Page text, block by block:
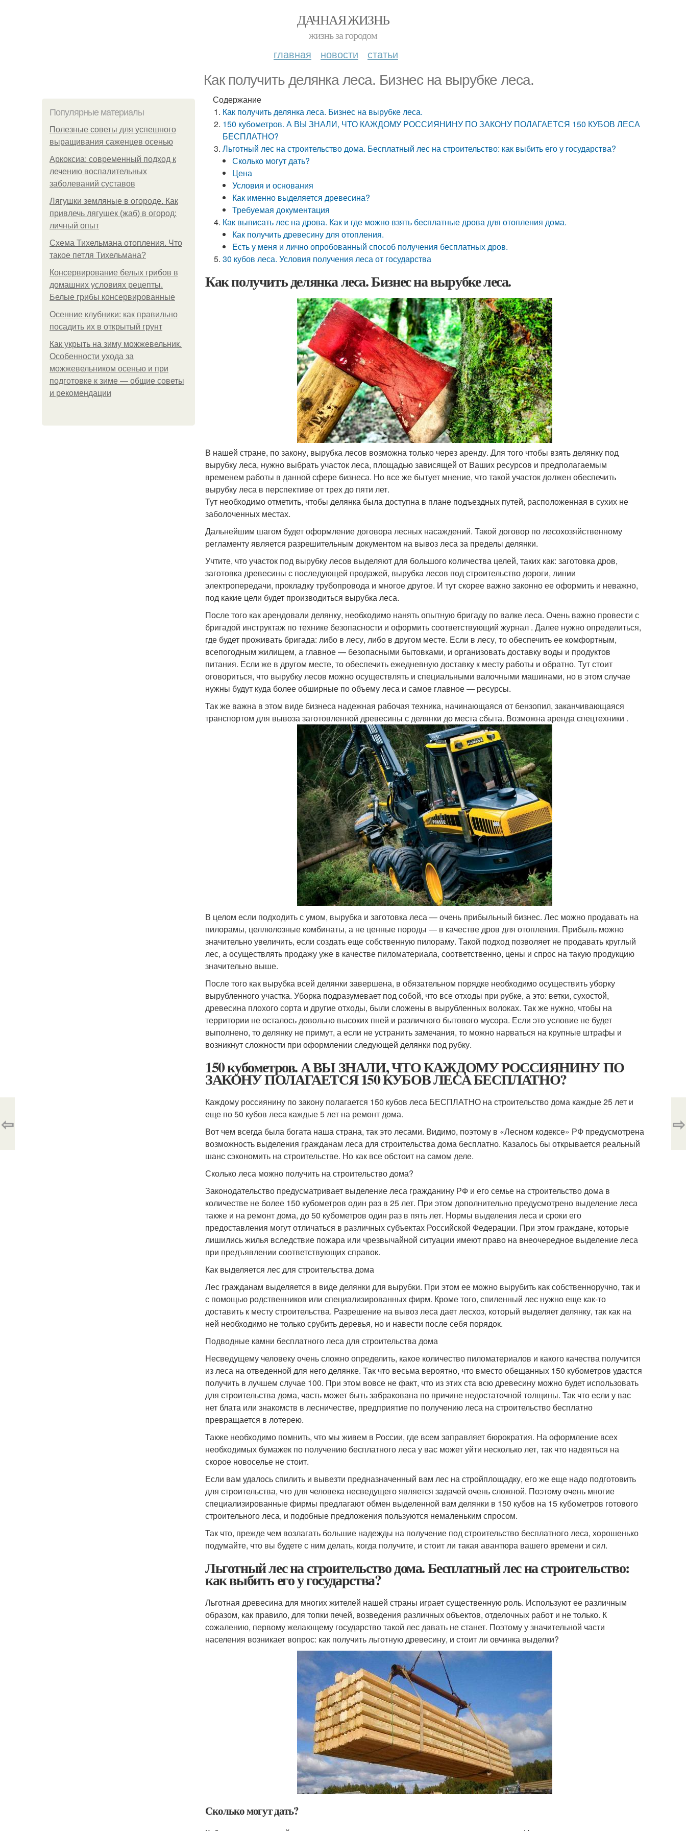
ДАЧНАЯ ЖИЗНЬ
жизнь за городом
главная новости статьи
Как получить делянка леса. Бизнес на вырубке леса.
Популярные материалы
Полезные советы для успешного
выращивания саженцев осенью
Аркоксиа: современный подход к
лечению воспалительных
заболеваний суставов
Лягушки земляные в огороде. Как
привлечь лягушек (жаб) в огород:
личный опыт
Схема Тихельмана отопления. Что
такое петля Тихельмана?
Консервирование белых грибов в
домашних условиях рецепты.
Белые грибы консервированные
Осенние клубники: как правильно
посадить их в открытый грунт
Как укрыть на зиму можжевельник.
Особенности ухода за
можжевельником осенью и при
подготовке к зиме — общие советы
и рекомендации
Содержание
Как получить делянка леса. Бизнес на вырубке леса.
150 кубометров. А ВЫ ЗНАЛИ, ЧТО КАЖДОМУ РОССИЯНИНУ ПО ЗАКОНУ ПОЛАГАЕТСЯ 150 КУБОВ ЛЕСА
БЕСПЛАТНО?
Льготный лес на строительство дома. Бесплатный лес на строительство: как выбить его у государства?
Сколько могут дать?
Цена
Условия и основания
Как именно выделяется древесина?
Требуемая документация
Как выписать лес на дрова. Как и где можно взять бесплатные дрова для отопления дома.
Как получить древесину для отопления.
Есть у меня и лично опробованный способ получения бесплатных дров.
30 кубов леса. Условия получения леса от государства
Как получить делянка леса. Бизнес на вырубке леса.
В нашей стране, по закону, вырубка лесов возможна только через аренду. Для того чтобы взять делянку под
вырубку леса, нужно выбрать участок леса, площадью зависящей от Ваших ресурсов и предполагаемым
временем работы в данной сфере бизнеса. Но все же бытует мнение, что такой участок должен обеспечить
вырубку леса в перспективе от трех до пяти лет.
Тут необходимо отметить, чтобы делянка была доступна в плане подъездных путей, расположенная в сухих не
заболоченных местах.
Дальнейшим шагом будет оформление договора лесных насаждений. Такой договор по лесохозяйственному
регламенту является разрешительным документом на вывоз леса за пределы делянки.
Учтите, что участок под вырубку лесов выделяют для большого количества целей, таких как: заготовка дров,
заготовка древесины с последующей продажей, вырубка лесов под строительство дороги, линии
электропередачи, прокладку трубопровода и многое другое. И тут скорее важно законно ее оформить и неважно,
под какие цели будет производиться вырубка леса.
После того как арендовали делянку, необходимо нанять опытную бригаду по валке леса. Очень важно провести с
бригадой инструктаж по технике безопасности и оформить соответствующий журнал . Далее нужно определиться,
где будет проживать бригада: либо в лесу, либо в другом месте. Если в лесу, то обеспечить ее комфортным,
всепогодным жилищем, а главное — безопасными бытовками, и организовать доставку воды и продуктов
питания. Если же в другом месте, то обеспечить ежедневную доставку к месту работы и обратно. Тут стоит
оговориться, что вырубку лесов можно осуществлять и специальными валочными машинами, но в этом случае
нужны будут куда более обширные по объему леса и самое главное — ресурсы.
Так же важна в этом виде бизнеса надежная рабочая техника, начинающаяся от бензопил, заканчивающаяся
транспортом для вывоза заготовленной древесины с делянки до места сбыта. Возможна аренда спецтехники .
В целом если подходить с умом, вырубка и заготовка леса — очень прибыльный бизнес. Лес можно продавать на
пилорамы, целлюлозные комбинаты, а не ценные породы — в качестве дров для отопления. Прибыль можно
значительно увеличить, если создать еще собственную пилораму. Такой подход позволяет не продавать круглый
лес, а осуществлять продажу уже в качестве пиломатериала, соответственно, цены и спрос на такую продукцию
значительно выше.
После того как вырубка всей делянки завершена, в обязательном порядке необходимо осуществить уборку
вырубленного участка. Уборка подразумевает под собой, что все отходы при рубке, а это: ветки, сухостой,
древесина плохого сорта и другие отходы, были сложены в вырубленных волоках. Так же нужно, чтобы на
территории не осталось довольно высоких пней и различного бытового мусора. Если это условие не будет
выполнено, то делянку не примут, а если не устранить замечания, то можно нарваться на крупные штрафы и
возникнут сложности при оформлении следующей делянки под рубку.
150 кубометров. А ВЫ ЗНАЛИ, ЧТО КАЖДОМУ РОССИЯНИНУ ПО
ЗАКОНУ ПОЛАГАЕТСЯ 150 КУБОВ ЛЕСА БЕСПЛАТНО?
Каждому россиянину по закону полагается 150 кубов леса БЕСПЛАТНО на строительство дома каждые 25 лет и
еще по 50 кубов леса каждые 5 лет на ремонт дома.
Вот чем всегда была богата наша страна, так это лесами. Видимо, поэтому в «Лесном кодексе» РФ предусмотрена
возможность выделения гражданам леса для строительства дома бесплатно. Казалось бы открывается реальный
шанс сэкономить на строительстве. Но как все обстоит на самом деле.
Сколько леса можно получить на строительство дома?
Законодательство предусматривает выделение леса гражданину РФ и его семье на строительство дома в
количестве не более 150 кубометров один раз в 25 лет. При этом дополнительно предусмотрено выделение леса
также и на ремонт дома, до 50 кубометров один раз в пять лет. Нормы выделения леса и сроки его
предоставления могут отличаться в различных субъектах Российской Федерации. При этом граждане, которые
лишились жилья вследствие пожара или чрезвычайной ситуации имеют право на внеочередное выделение леса
при предъявлении соответствующих справок.
Как выделяется лес для строительства дома
Лес гражданам выделяется в виде делянки для вырубки. При этом ее можно вырубить как собственноручно, так и
с помощью родственников или специализированных фирм. Кроме того, спиленный лес нужно еще как-то
доставить к месту строительства. Разрешение на вывоз леса дает лесхоз, который выделяет делянку, так как на
ней необходимо не только срубить деревья, но и навести после себя порядок.
Подводные камни бесплатного леса для строительства дома
Несведущему человеку очень сложно определить, какое количество пиломатериалов и какого качества получится
из леса на отведенной для него делянке. Так что весьма вероятно, что вместо обещанных 150 кубометров удастся
получить в лучшем случае 100. При этом вовсе не факт, что из этих ста всю древесину можно будет использовать
для строительства дома, часть может быть забракована по причине недостаточной толщины. Так что если у вас
нет блата или знакомств в лесничестве, предприятие по получению леса на строительство бесплатно
превращается в лотерею.
Также необходимо помнить, что мы живем в России, где всем заправляет бюрократия. На оформление всех
необходимых бумажек по получению бесплатного леса у вас может уйти несколько лет, так что надеяться на
скорое новоселье не стоит.
Если вам удалось спилить и вывезти предназначенный вам лес на стройплощадку, его же еще надо подготовить
для строительства, что для человека несведущего является задачей очень сложной. Поэтому очень многие
специализированные фирмы предлагают обмен выделенной вам делянки в 150 кубов на 15 кубометров готового
строительного леса, и подобные предложения пользуются немаленьким спросом.
Так что, прежде чем возлагать большие надежды на получение под строительство бесплатного леса, хорошенько
подумайте, что вы будете с ним делать, когда получите, и стоит ли такая авантюра вашего времени и сил.
Льготный лес на строительство дома. Бесплатный лес на строительство:
как выбить его у государства?
Льготная древесина для многих жителей нашей страны играет существенную роль. Используют ее различным
образом, как правило, для топки печей, возведения различных объектов, отделочных работ и не только. К
сожалению, первому желающему государство такой лес давать не станет. Поэтому у значительной части
населения возникает вопрос: как получить льготную древесину, и стоит ли овчинка выделки?
Сколько могут дать?
⇦ ⇨